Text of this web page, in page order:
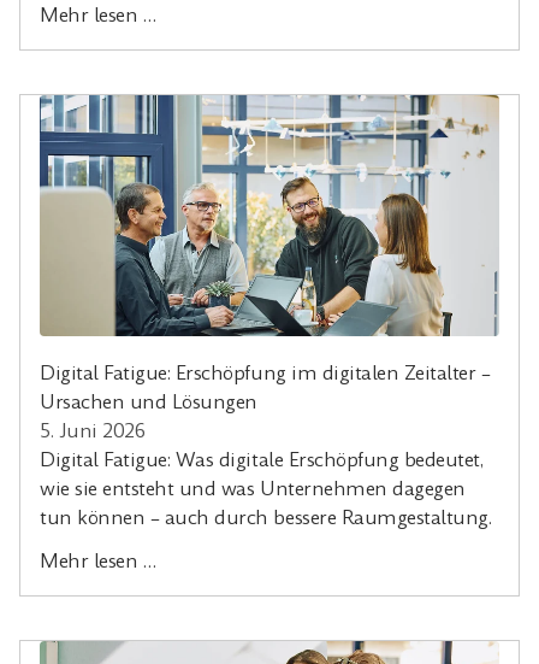
Mehr lesen …
Digital Fatigue: Erschöpfung im digitalen Zeitalter –
Ursachen und Lösungen
5. Juni 2026
Digital Fatigue: Was digitale Erschöpfung bedeutet,
wie sie entsteht und was Unternehmen dagegen
tun können – auch durch bessere Raumgestaltung.
Mehr lesen …